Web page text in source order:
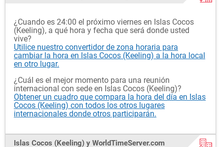
¿Cuando es 24:00 el próximo viernes en Islas Cocos
(Keeling), a qué hora y fecha que será donde usted
vive?
Utilice nuestro convertidor de zona horaria para
cambiar la hora en Islas Cocos (Keeling) a la hora local
en otro lugar.
¿Cuál es el mejor momento para una reunión
internacional con sede en Islas Cocos (Keeling)?
Obtener un cuadro que compara la hora del día en Islas
Cocos (Keeling) con todos los otros lugares
internacionales donde otros participarán.
Islas Cocos (Keeling) y WorldTimeServer.com